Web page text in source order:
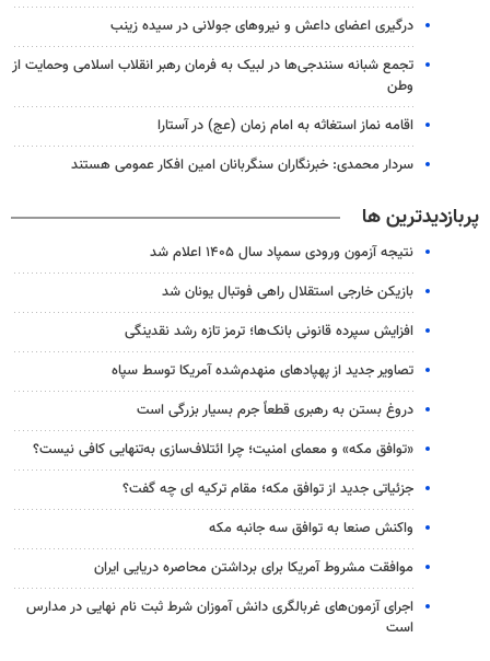
درگیری اعضای داعش و نیروهای جولانی در سیده زینب
تجمع شبانه سنندجی‌ها در لبیک به فرمان رهبر انقلاب اسلامی وحمایت از
وطن
اقامه نماز استغاثه به امام زمان (عج) در آستارا
سردار محمدی: خبرنگاران سنگربانان امین افکار عمومی هستند
پربازدیدترین ها
نتیجه آزمون ورودی سمپاد سال ۱۴۰۵ اعلام شد
بازیکن خارجی استقلال راهی فوتبال یونان شد
افزایش سپرده قانونی بانک‌ها؛ ترمز تازه رشد نقدینگی
تصاویر جدید از پهپادهای منهدم‌شده آمریکا توسط سپاه
دروغ بستن به رهبری قطعاً جرم بسیار بزرگی است
«توافق مکه» و معمای امنیت؛ چرا ائتلاف‌سازی به‌تنهایی کافی نیست؟
جزئیاتی جدید از توافق مکه؛ مقام ترکیه ای چه گفت؟
واکنش صنعا به توافق سه جانبه مکه
موافقت مشروط آمریکا برای برداشتن محاصره دریایی ایران
اجرای آزمون‌های غربالگری دانش آموزان شرط ثبت نام نهایی در مدارس
است